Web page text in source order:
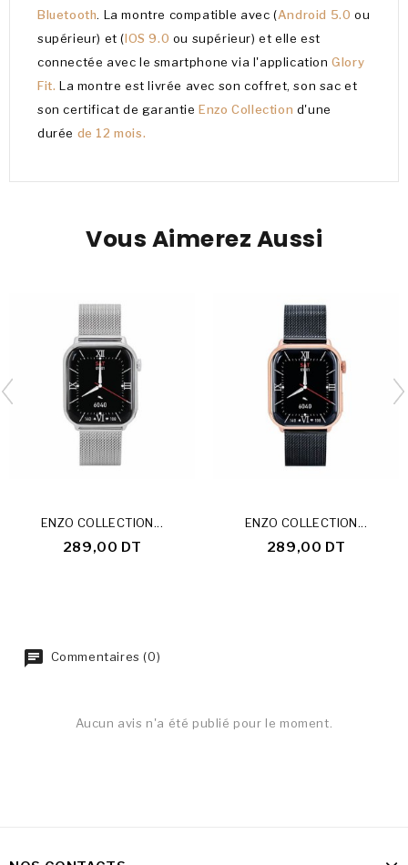
Bluetooth. La montre compatible avec (Android 5.0ou
supérieur) et (IOS 9.0 ou supérieur) et elle est
connectée avec le smartphone via l'applicationGlory
Fit. La montre est livrée avec son coffret, son sac et
son certificat de garantieEnzo Collection d'une
durée de 12 mois.
Vous Aimerez Aussi
ENZO COLLECTION...
289,00 DT
ENZO COLLECTION...
289,00 DT
Commentaires (0)
Aucun avis n'a été publié pour le moment.